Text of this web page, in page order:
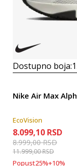
Dostupno boja:
Nike Air Max
EcoVision
8.099,10 RSD
8.999,00RSD
11.999,00RSD
Popust25%+10%